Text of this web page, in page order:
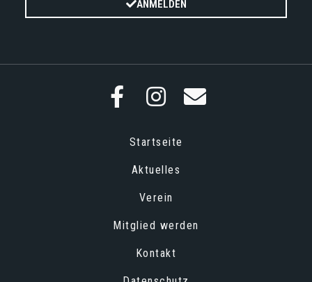
ANMELDEN
Startseite
Aktuelles
Verein
Mitglied werden
Kontakt